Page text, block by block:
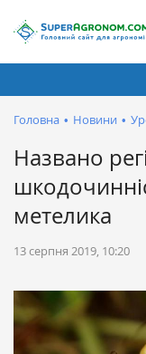
Головна • Новини •
Названо
метелика
13 серпня 2019, 10:20